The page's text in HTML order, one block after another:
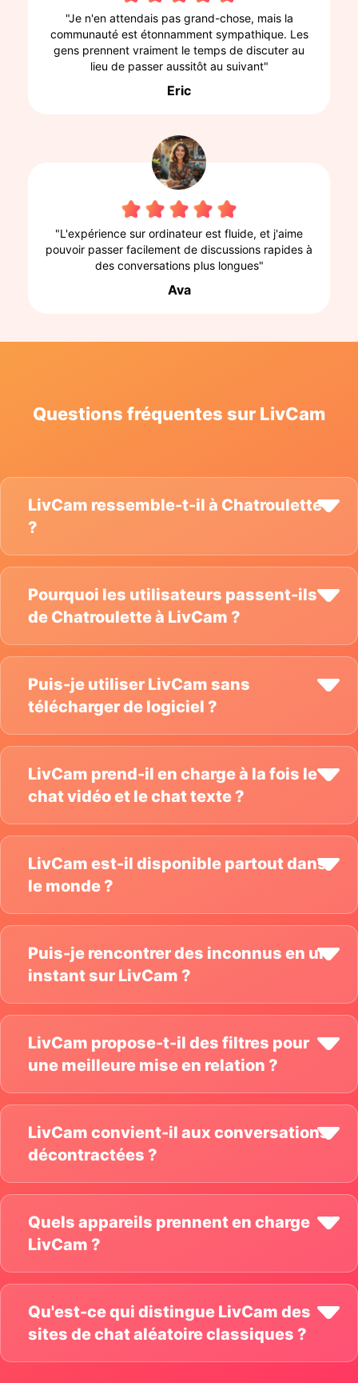
"Je n'en attendais pas grand-chose, mais la
communauté est étonnamment sympathique. Les
gens prennent vraiment le temps de discuter au
lieu de passer aussitôt au suivant"
Eric
"L'expérience sur ordinateur est fluide, et j'aime
pouvoir passer facilement de discussions rapides à
des conversations plus longues"
Ava
Questions fréquentes sur LivCam
LivCam ressemble-t-il à Chatroulette
?
Pourquoi les utilisateurs passent-ils
de Chatroulette à LivCam ?
Puis-je utiliser LivCam sans
télécharger de logiciel ?
LivCam prend-il en charge à la fois le
chat vidéo et le chat texte ?
LivCam est-il disponible partout dans
le monde ?
Puis-je rencontrer des inconnus en un
instant sur LivCam ?
LivCam propose-t-il des filtres pour
une meilleure mise en relation ?
LivCam convient-il aux conversations
décontractées ?
Quels appareils prennent en charge
LivCam ?
Qu'est-ce qui distingue LivCam des
sites de chat aléatoire classiques ?